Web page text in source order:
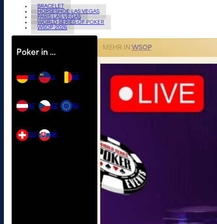
BRACELET
HORSESHOE LAS VEGAS
PARIS LAS VEGAS
WORLD SERIES OF POKER
WSOP 2026
Poker in …
DE
AT
CH
LI
CZ
SK
BE
EU
MEHR IN WSOP